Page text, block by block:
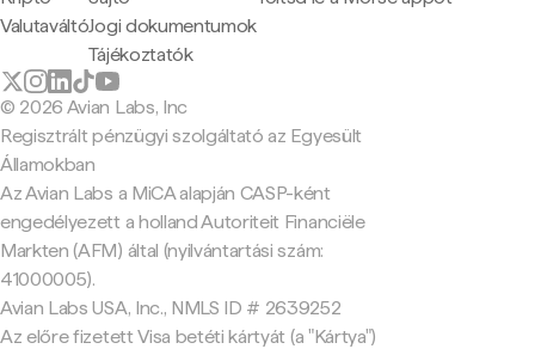
ValutaváltóJogi dokumentumok
Tájékoztatók
© 2026 Avian Labs, Inc
Regisztrált pénzügyi szolgáltató az Egyesült
Államokban
Az Avian Labs a MiCA alapján CASP-ként
engedélyezett a holland Autoriteit Financiële
Markten (AFM) által (nyilvántartási szám:
41000005).
Avian Labs USA, Inc., NMLS ID # 2639252
Az előre fizetett Visa betéti kártyát (a "Kártya")